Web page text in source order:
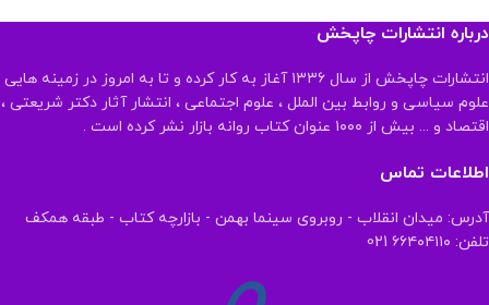
درباره انتشارات چاپخش
انتشارات چاپخش از سال ۱۳۳۶ آغاز به کار کرده و تا به امروز در زمینه هایی
علوم سیاسی و روابط بین الملل ، علوم اجتماعی ، انتشار آثار دکتر شریعتی ،
اقتصاد و ... بیش از ۱۰۰۰ عنوان کتاب روانه بازار نشر کرده است .
اطلاعات تماس
آدرس: میدان انقلاب - روبروی سینما بهمن - بازارچه کتاب - طبقه همکف
تلفن: ۶۶۴۰۴۱۱۰ 021